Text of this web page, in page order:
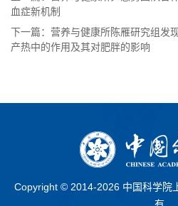
血症新机制
下一篇：营养与健康所陈雁研究组发
产热中的作用及其对肥胖的影响
Copyright © 2014-2026 中国科学院
有